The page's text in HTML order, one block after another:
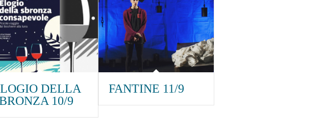
DELLA
10/9
FANTINE 11/9